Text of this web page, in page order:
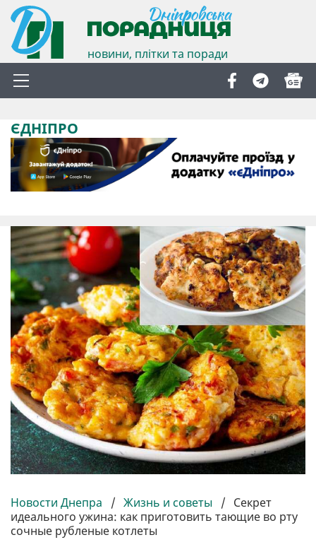
новини, плітки та поради
ЄДНІПРО
Новости Днепра / Жизнь и советы / Секрет
идеального ужина: как приготовить тающие во рту
сочные рубленые котлеты